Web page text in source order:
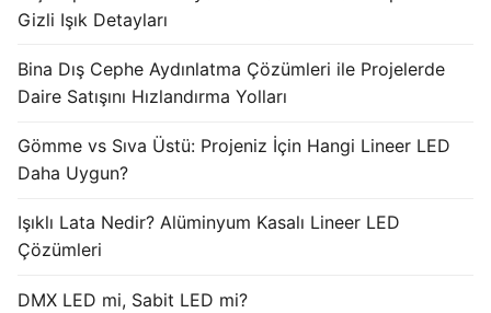
Gizli Işık Detayları
Bina Dış Cephe Aydınlatma Çözümleri ile Projelerde
Daire Satışını Hızlandırma Yolları
Gömme vs Sıva Üstü: Projeniz İçin Hangi Lineer LED
Daha Uygun?
Işıklı Lata Nedir? Alüminyum Kasalı Lineer LED
Çözümleri
DMX LED mi, Sabit LED mi?